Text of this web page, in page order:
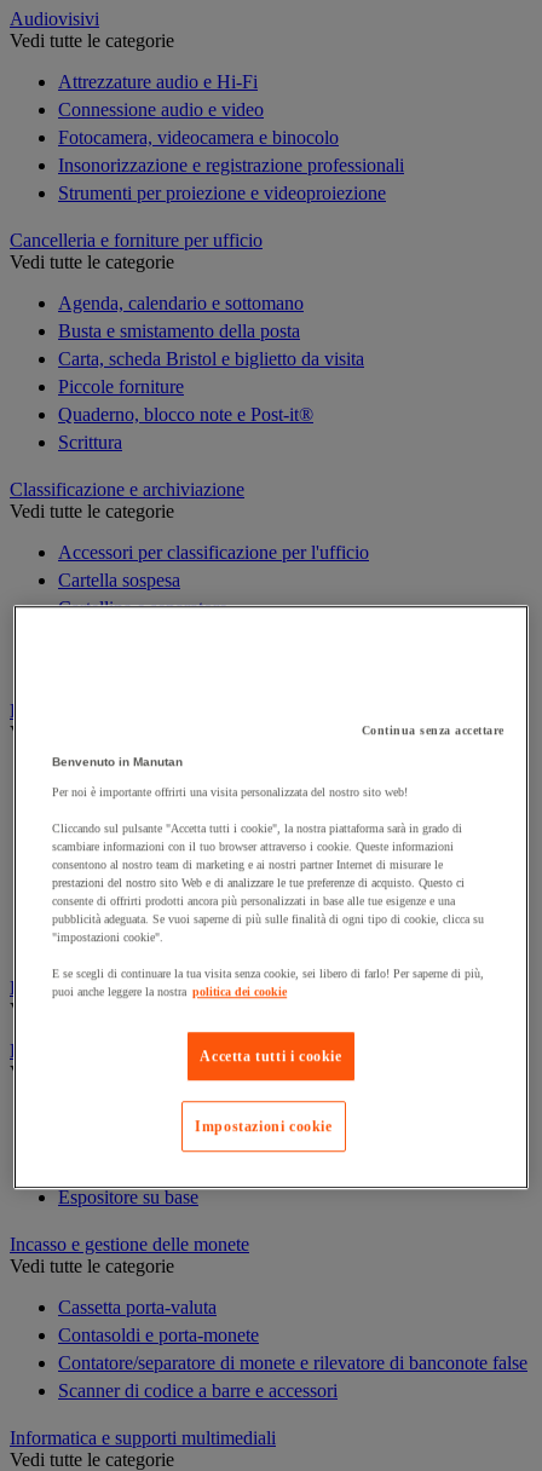
Audiovisivi
Vedi tutte le categorie
Attrezzature audio e Hi-Fi
Connessione audio e video
Fotocamera, videocamera e binocolo
Insonorizzazione e registrazione professionali
Strumenti per proiezione e videoproiezione
Cancelleria e forniture per ufficio
Vedi tutte le categorie
Agenda, calendario e sottomano
Busta e smistamento della posta
Carta, scheda Bristol e biglietto da visita
Piccole forniture
Quaderno, blocco note e Post-it®
Scrittura
Classificazione e archiviazione
Vedi tutte le categorie
Accessori per classificazione per l'ufficio
Cartella sospesa
Cartellina e separatore
Decorazione
Vedi tutte le categorie
Cartina geografica
Cornice e sistema di fissaggio
Decorazione per feste
Orologio
Pellicola adesiva per vetro
Pianta artificiale da ufficio
Vetrina per esposizione
Elezione
Vedi tutte le categorie
Espositore
Vedi tutte le categorie
Espositore su base
Incasso e gestione delle monete
Vedi tutte le categorie
Cassetta porta-valuta
Contasoldi e porta-monete
Contatore/separatore di monete e rilevatore di banconote false
Scanner di codice a barre e accessori
Informatica e supporti multimediali
Vedi tutte le categorie
Continua senza accettare
Benvenuto in Manutan
Per noi è importante offrirti una visita personalizzata del nostro sito web!
Cliccando sul pulsante "Accetta tutti i cookie", la nostra piattaforma sarà in grado di
scambiare informazioni con il tuo browser attraverso i cookie. Queste informazioni
consentono al nostro team di marketing e ai nostri partner Internet di misurare le
prestazioni del nostro sito Web e di analizzare le tue preferenze di acquisto. Questo ci
consente di offrirti prodotti ancora più personalizzati in base alle tue esigenze e una
pubblicità adeguata. Se vuoi saperne di più sulle finalità di ogni tipo di cookie, clicca su
"impostazioni cookie".
E se scegli di continuare la tua visita senza cookie, sei libero di farlo! Per saperne di più,
puoi anche leggere la nostra politica dei cookie
Accetta tutti i cookie
Impostazioni cookie